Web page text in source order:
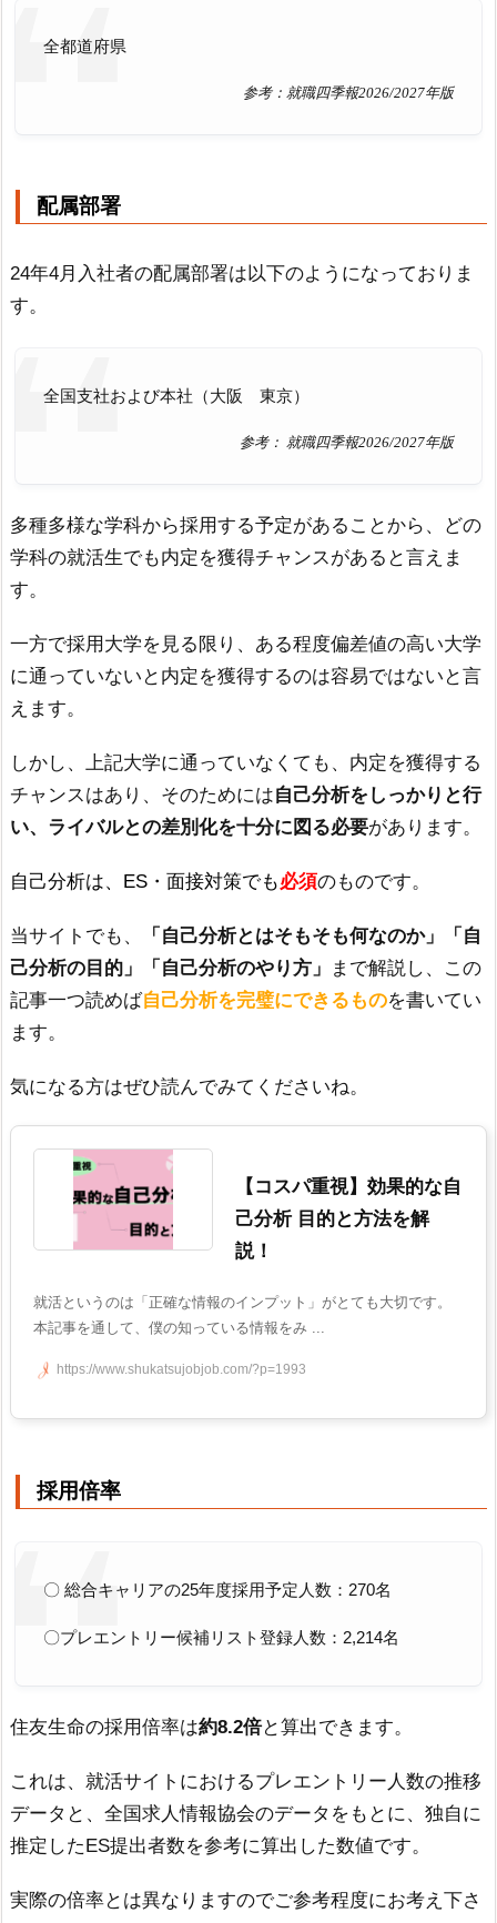
全都道府県
参考：就職四季報2026/2027年版
配属部署
24年4月入社者の配属部署は以下のようになっておりま
す。
全国支社および本社（大阪 東京）
参考： 就職四季報2026/2027年版
多種多様な学科から採用する予定があることから、どの
学科の就活生でも内定を獲得チャンスがあると言えま
す。
一方で採用大学を見る限り、ある程度偏差値の高い大学
に通っていないと内定を獲得するのは容易ではないと言
えます。
しかし、上記大学に通っていなくても、内定を獲得する
チャンスはあり、そのためには自己分析をしっかりと行
い、ライバルとの差別化を十分に図る必要があります。
自己分析は、ES・面接対策でも必須のものです。
当サイトでも、
「自己分析とはそもそも何なのか」「自
己分析の目的」「自己分析のやり方」
まで解説し、この
記事一つ読めば自己分析を完璧にできるものを書いてい
ます。
気になる方はぜひ読んでみてくださいね。
【コスパ重視】効果的な自
己分析 目的と方法を解
説！
就活というのは「正確な情報のインプット」がとても大切です。
本記事を通して、僕の知っている情報をみ ...
https://www.shukatsujobjob.com/?p=1993
採用倍率
〇 総合キャリアの25年度採用予定人数：270名
〇プレエントリー候補リスト登録人数：2,214名
住友生命の採用倍率は約8.2倍と算出できます。
これは、就活サイトにおけるプレエントリー人数の推移
データと、全国求人情報協会のデータをもとに、独自に
推定したES提出者数を参考に算出した数値です。
実際の倍率とは異なりますのでご参考程度にお考え下さ